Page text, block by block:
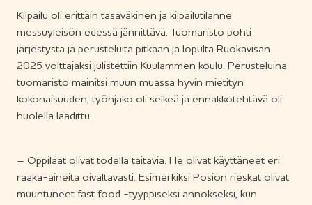
Kilpailu oli erittäin tasaväkinen ja kilpailutilanne
messuyleisön edessä jännittävä. Tuomaristo pohti
järjestystä ja perusteluita pitkään ja lopulta Ruokavisan
2025 voittajaksi julistettiin Kuulammen koulu. Perusteluina
tuomaristo mainitsi muun muassa hyvin mietityn
kokonaisuuden, työnjako oli selkeä ja ennakkotehtävä oli
huolella laadittu.
– Oppilaat olivat todella taitavia. He olivat käyttäneet eri
raaka-aineita oivaltavasti. Esimerkiksi Posion rieskat olivat
muuntuneet fast food -tyyppiseksi annokseksi, kun